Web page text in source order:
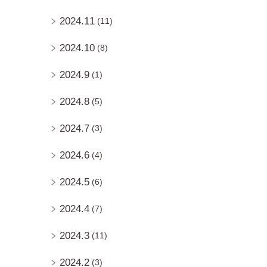
2024.11 (11)
2024.10 (8)
2024.9 (1)
2024.8 (5)
2024.7 (3)
2024.6 (4)
2024.5 (6)
2024.4 (7)
2024.3 (11)
2024.2 (3)